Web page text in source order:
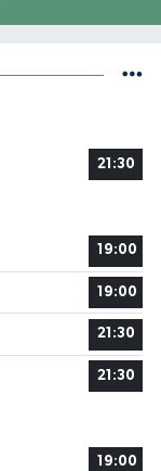
21:30
19:00
19:00
21:30
21:30
19:00